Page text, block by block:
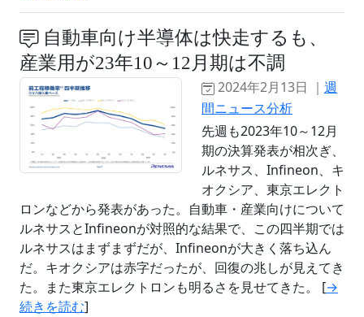
自動車向け半導体は快走するも、
産業用が23年10～12月期は不調
2024年2月13日 ｜ 週
間ニュース分析
先週も2023年10～12月
期の決算発表が相次ぎ、
ルネサス、Infineon、キ
オクシア、東京エレクト
ロンなどから発表があった。自動車・産業向けについて
ルネサスとInfineonが対照的な結果で、この四半期では
ルネサスはまずまずだが、Infineonが大きく落ち込ん
だ。キオクシアは赤字だったが、回復の兆しが見えてき
た。また東京エレクトロンも明るさを見せてきた。 [→
続きを読む]